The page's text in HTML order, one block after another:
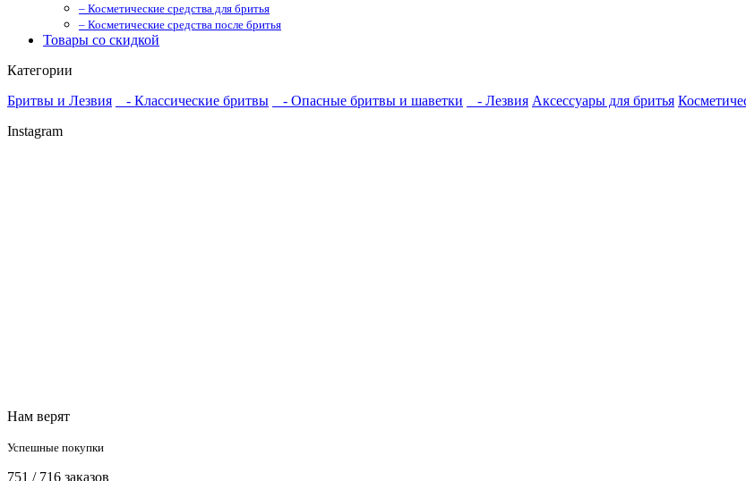
– Косметические средства для бритья
– Косметические средства после бритья
Товары со скидкой
Категории
Бритвы и Лезвия
- Классические бритвы - Опасные бритвы и шаветки - Лезвия Аксессуары для бритья
Instagram
Нам верят
Успешные покупки
751 / 716 заказов